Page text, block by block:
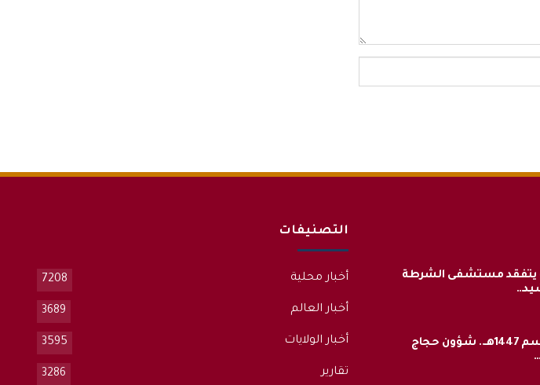
يتفقد مستشفى الشرطة
بعد نجاح موسم 1447هـ.. شؤون حجاج
التصنيفات
أخبار محلية 7208
أخبار العالم 3689
أخبار الولايات 3595
تقارير 3286